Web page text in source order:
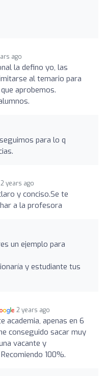
ago
la defino yo, las
al temario para
aprobemos.
para lo q
2 years ago
y conciso.Se te
a la profesora
un ejemplo para
y estudiante tus
2 years ago
academia, apenas en 6
conseguido sacar muy
vacante y
100%.